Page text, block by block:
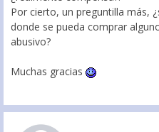
Por cierto, un preguntilla más,
donde se pueda comprar
abusivo?
Muchas gracias